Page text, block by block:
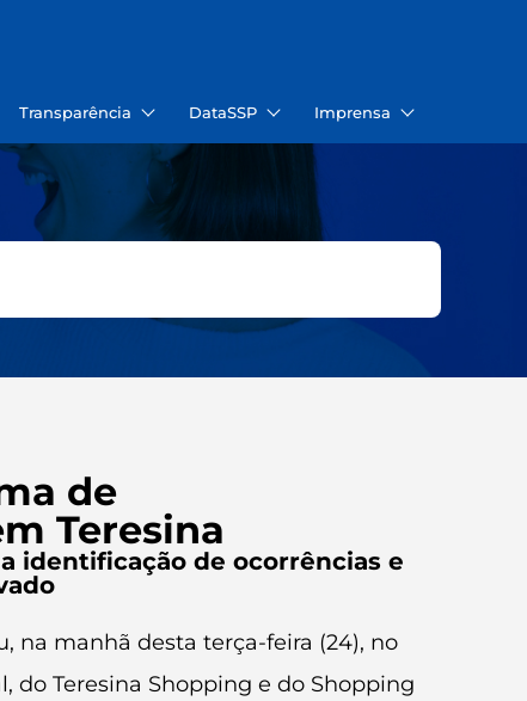
Transparência DataSSP Imprensa
de
Teresina
identificação de ocorrências e
na manhã desta terça-feira (24), no
do Teresina Shopping e do Shopping